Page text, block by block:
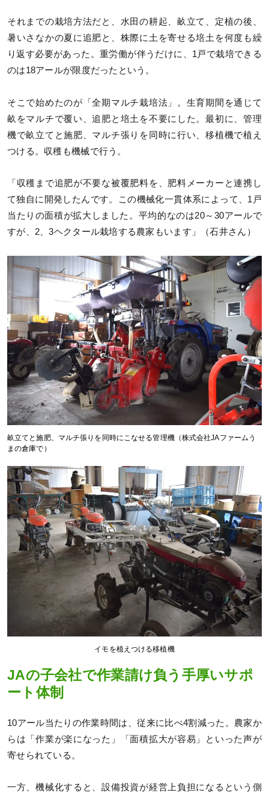
それまでの栽培方法だと、水田の耕起、畝立て、定植の後、
暑いさなかの夏に追肥と、株際に土を寄せる培土を何度も繰
り返す必要があった。重労働が伴うだけに、1戸で栽培できる
のは18アールが限度だったという。
そこで始めたのが「全期マルチ栽培法」。生育期間を通じて
畝をマルチで覆い、追肥と培土を不要にした。最初に、管理
機で畝立てと施肥、マルチ張りを同時に行い、移植機で植え
つける。収穫も機械で行う。
「収穫まで追肥が不要な被覆肥料を、肥料メーカーと連携し
て独自に開発したんです。この機械化一貫体系によって、1戸
当たりの面積が拡大しました。平均的なのは20～30アールで
すが、2、3ヘクタール栽培する農家もいます」（石井さん）
畝立てと施肥、マルチ張りを同時にこなせる管理機（株式会社JAファームう
まの倉庫で）
イモを植えつける移植機
JAの子会社で作業請け負う手厚いサポ
ート体制
10アール当たりの作業時間は、従来に比べ4割減った。農家か
らは「作業が楽になった」「面積拡大が容易」といった声が
寄せられている。
一方、機械化すると、設備投資が経営上負担になるという側